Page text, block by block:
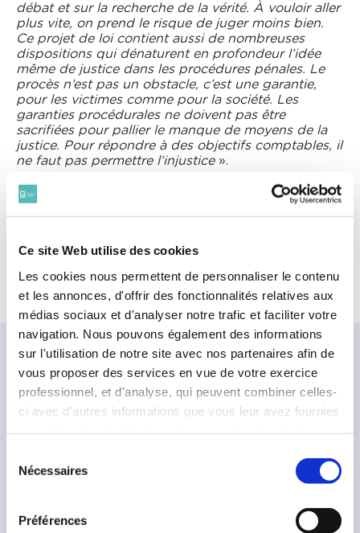
Ce site Web utilise des cookies
Les cookies nous permettent de personnaliser le contenu
et les annonces, d'offrir des fonctionnalités relatives aux
médias sociaux et d'analyser notre trafic et faciliter votre
navigation. Nous pouvons également des informations
sur l'utilisation de notre site avec nos partenaires afin de
vous proposer des services en vue de votre exercice
professionnel, et d'analyse, qui peuvent combiner celles-
ci avec d'autres informations que vous leur avez fournies
continuez à utiliser notre site Web.
Pour en savoir plus sur notre politique de traitement,
Nécessaires
Préférences
débat et sur la recherche de la vérité. À vouloir aller
plus vite, on prend le risque de juger moins bien.
Ce projet de loi contient aussi de nombreuses
dispositions qui dénaturent en profondeur l’idée
même de justice dans les procédures pénales. Le
procès n’est pas un obstacle, c’est une garantie,
pour les victimes comme pour la société. Les
garanties procédurales ne doivent pas être
sacrifiées pour pallier le manque de moyens de la
justice. Pour répondre à des objectifs comptables, il
ne faut pas permettre l’injustice».
...Canicule en prison : le barreau de Paris...
VOIR AUSSI